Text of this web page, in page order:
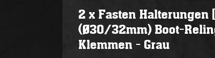
2 x Fasten Halterungen
(Ø30/32mm) Boot-
Klemmen - Grau